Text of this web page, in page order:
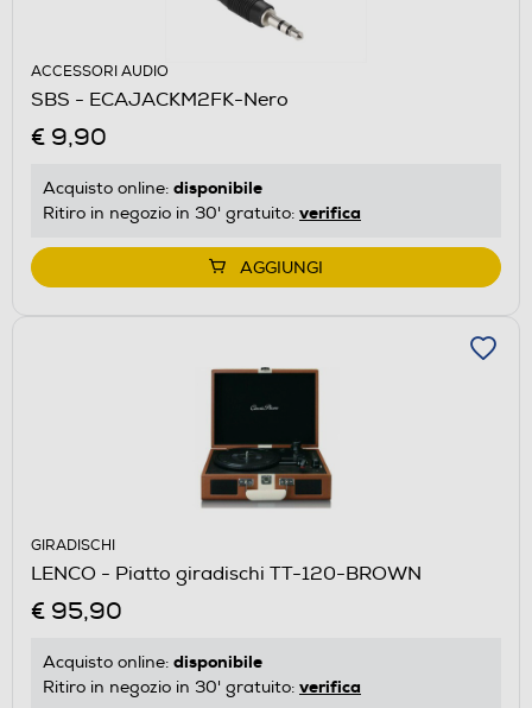
ACCESSORI AUDIO
SBS - ECAJACKM2FK-Nero
€ 9,90
Acquisto online: disponibile
Ritiro in negozio in 30' gratuito: verifica
AGGIUNGI
GIRADISCHI
LENCO - Piatto giradischi TT-120-BROWN
€ 95,90
Acquisto online: disponibile
Ritiro in negozio in 30' gratuito: verifica